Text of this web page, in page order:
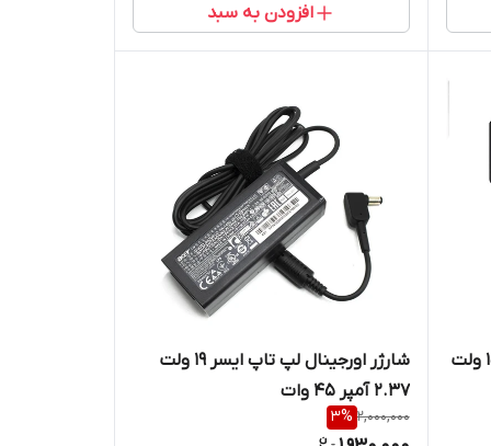
افزودن به سبد
شارژر اورجینال لپ تاپ توشیبا 15 ولت
شارژر اورجینال لپ تاپ ایسر 19 ولت
2.37 آمپر 45 وات
2,000,000
3%